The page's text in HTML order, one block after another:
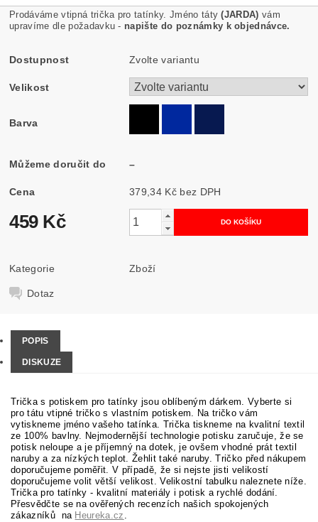
Prodáváme vtipná trička pro tatínky. Jméno táty (JARDA) vám
upravíme dle požadavku - napište do poznámky k objednávce.
Dostupnost Zvolte variantu
Velikost
Barva
Můžeme doručit do –
Cena 379,34 Kč bez DPH
459 Kč
Kategorie Zboží
Dotaz
POPIS
DISKUZE
Trička s potiskem pro tatínky jsou oblíbeným dárkem. Vyberte si
pro tátu vtipné tričko s vlastním potiskem. Na tričko vám
vytiskneme jméno vašeho tatínka. Trička tiskneme na kvalitní textil
ze 100% bavlny. Nejmodernější technologie potisku zaručuje, že se
potisk neloupe a je příjemný na dotek, je ovšem vhodné prát textil
naruby a za nízkých teplot. Žehlit také naruby. Tričko před nákupem
doporučujeme poměřit. V případě, že si nejste jisti velikostí
doporučujeme volit větší velikost. Velikostní tabulku naleznete níže.
Trička pro tatínky - kvalitní materiály i potisk a rychlé dodání.
Přesvědčte se na ověřených recenzích našich spokojených
zákazníků na Heureka.cz .